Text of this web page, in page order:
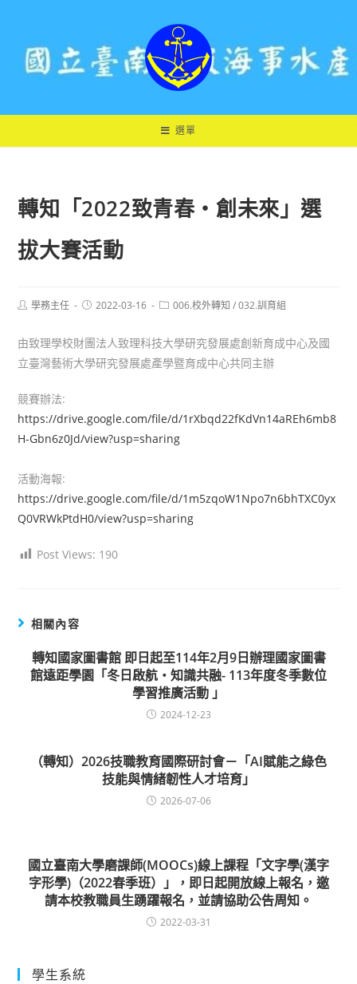
選單
轉知「2022致青春‧創未來」選
拔大賽活動
Post學務主任
Post2022-03-16
Post006.校外轉知 / 032.訓育組
由致理學校財團法人致理科技大學研究發展處創新育成中心及國
立臺灣藝術大學研究發展處產學暨育成中心共同主辦
競賽辦法:
https://drive.google.com/file/d/1rXbqd22fKdVn14aREh6mb8
H-Gbn6z0Jd/view?usp=sharing
活動海報:
https://drive.google.com/file/d/1m5zqoW1Npo7n6bhTXC0yx
Q0VRWkPtdH0/view?usp=sharing
Post Views: 190
相關內容
轉知國家圖書館 即日起至114年2月9日辦理國家圖書
館遠距學園「冬日啟航‧知識共融- 113年度冬季數位
學習推廣活動 」
2024-12-23
（轉知）2026技職教育國際研討會－「AI賦能之綠色
技能與情緒韌性人才培育」
2026-07-06
國立臺南大學磨課師(MOOCs)線上課程「文字學(漢字
字形學)（2022春季班）」，即日起開放線上報名，邀
請本校教職員生踴躍報名，並請協助公告周知。
2022-03-31
學生系統